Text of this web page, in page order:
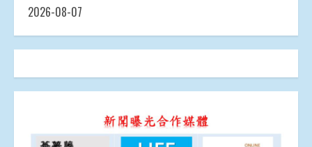
2026-08-07